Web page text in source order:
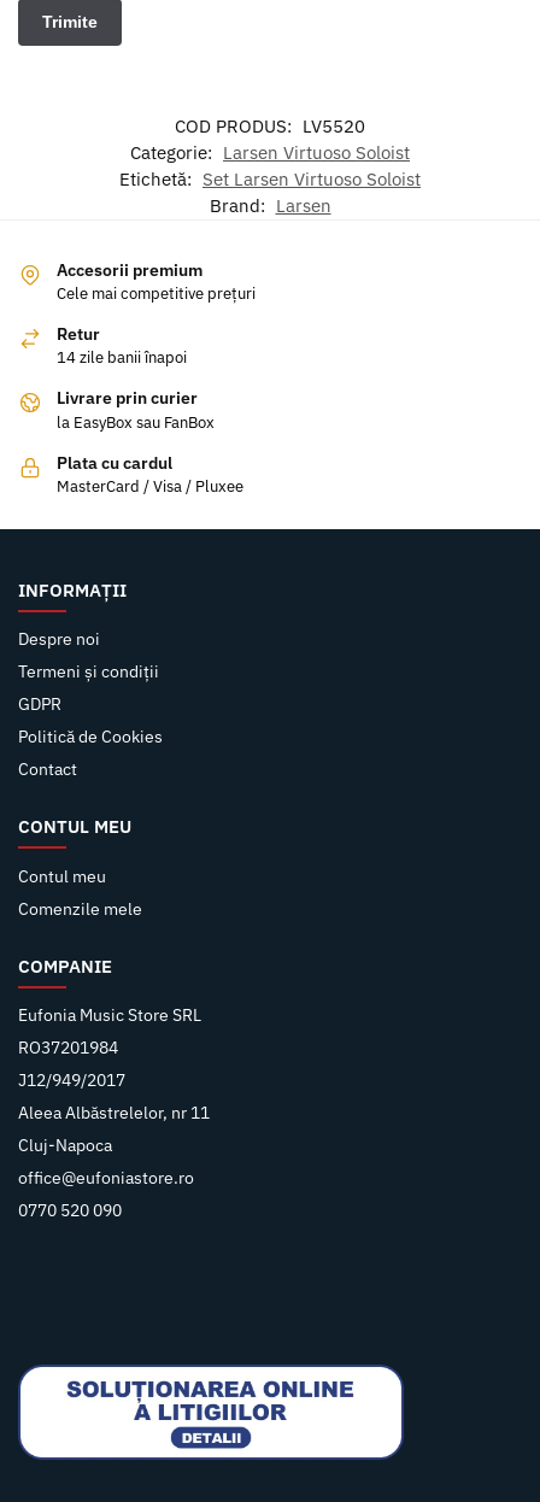
COD PRODUS: LV5520
Categorie: Larsen Virtuoso Soloist
Etichetă: Set Larsen Virtuoso Soloist
Brand: Larsen
Accesorii premium
Cele mai competitive prețuri
Retur
14 zile banii înapoi
Livrare prin curier
la EasyBox sau FanBox
Plata cu cardul
MasterCard / Visa / Pluxee
INFORMAȚII
Despre noi
Termeni și condiții
GDPR
Politică de Cookies
Contact
CONTUL MEU
Contul meu
Comenzile mele
COMPANIE
Eufonia Music Store SRL
RO37201984
J12/949/2017
Aleea Albăstrelelor, nr 11
Cluj-Napoca
office@eufoniastore.ro
0770 520 090